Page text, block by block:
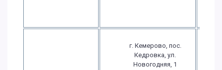
г. Кемерово, пос.
Кедровка, ул.
Новогодняя, 1